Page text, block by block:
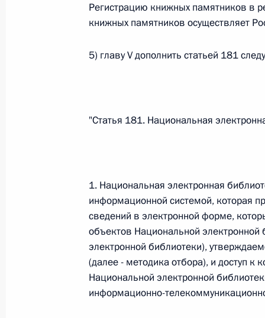
О внесении изменений в статью 13–2
и признании утратившим силу пункта 1
изменений в Федеральный закон „Об
26 июля 2026 года
О внесении изменения в статью 10
Федеральный закон от
О ратификации Соглашения между
Министров Киргизской Республики о
по вопросам внутренних дел и миграции
26 июля 2026 года
Регистрацию книжных памятников в
книжных памятников осуществляет
5) главу V дополнить статьей 181
"Статья 181. Национальная
1. Национальная электронная
информационной системой, которая
сведений в электронной форме,
объектов Национальной
электронной библиотеки),
(далее - методика отбора), и доступ к
Национальной электронной
информационно-